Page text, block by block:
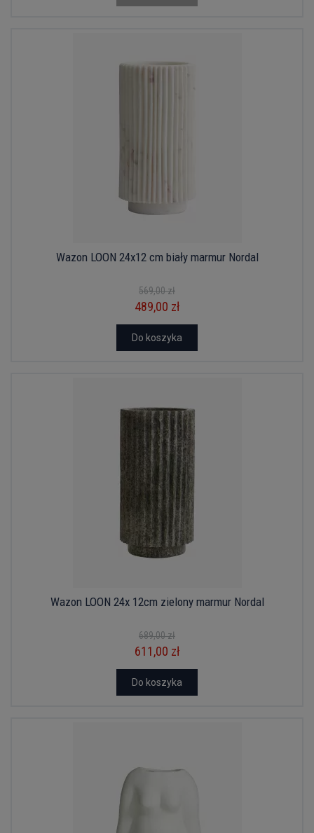
Wazon LOON 24x12 cm biały marmur Nordal
569,00 zł
489,00 zł
Do koszyka
Wazon LOON 24x 12cm zielony marmur Nordal
689,00 zł
611,00 zł
Do koszyka